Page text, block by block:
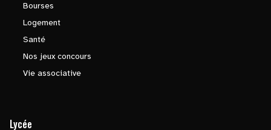
Bourses
Logement
Santé
Nos jeux concours
Vie associative
Lycée